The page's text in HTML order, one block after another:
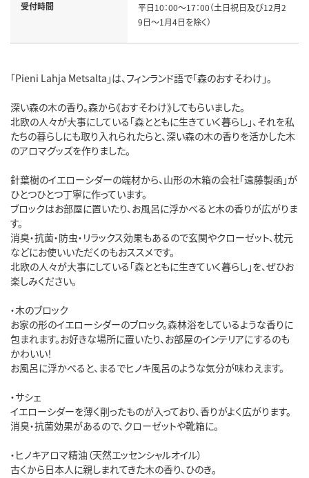
受付時間
平日10：00～17：00（土日祝日及び12月2
9日～1月4日を除く）
「Pieni Lahja Metsalta」は、フィンランド語で「森のおすそわけ」。
深い森の木の香り。森から《おすそわけ》してもらいました。
北欧の人々が大事にしている「森とともに生きていく暮らし」、それを私
たちの暮らしにも取り入れられたらと、深い森の木の香りを活かした木
のアロマグッズを作りました。
針葉樹のイエローシダーの端材から、山形の木箱の会社「遠藤製函」が
ひとつひとつ丁寧に作っています。
ブロックはお部屋に置いたり、お風呂に浮かべると木の香りが広がりま
す。
消臭・抗菌・防虫・リラックス効果もあるので玄関やクローゼット、枕元
などにお使いいただくのもおススメです。
北欧の人々が大事にしている「森とともに生きていく暮らし」を、ぜひお
楽しみください。
・木のブロック
お家の形のイエローシダーのブロック。森林浴をしているような香りに
包まれます。お好きな場所に置いたり、お部屋のインテリアにするのも
かわいい！
お風呂に浮かべると、まるでヒノキ風呂のような気分が味わえます。
・サシェ
イエローシダーを薄く削ったものが入っており、香りがよく広がります。
消臭・抗菌効果があるので、クローゼットや靴箱に。
・ヒノキアロマ精油（天然エッセンシャルオイル）
古くから日本人に親しまれてきた木の香り、ひのき。